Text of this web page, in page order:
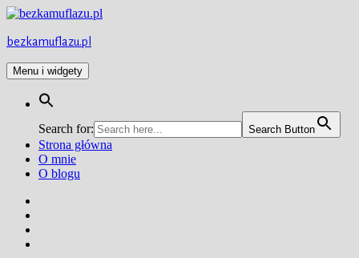
Przejdź
treści
bezkamuflazu.pl
Menu i widgety
Search for: Search Button
Strona główna
O mnie
O blogu